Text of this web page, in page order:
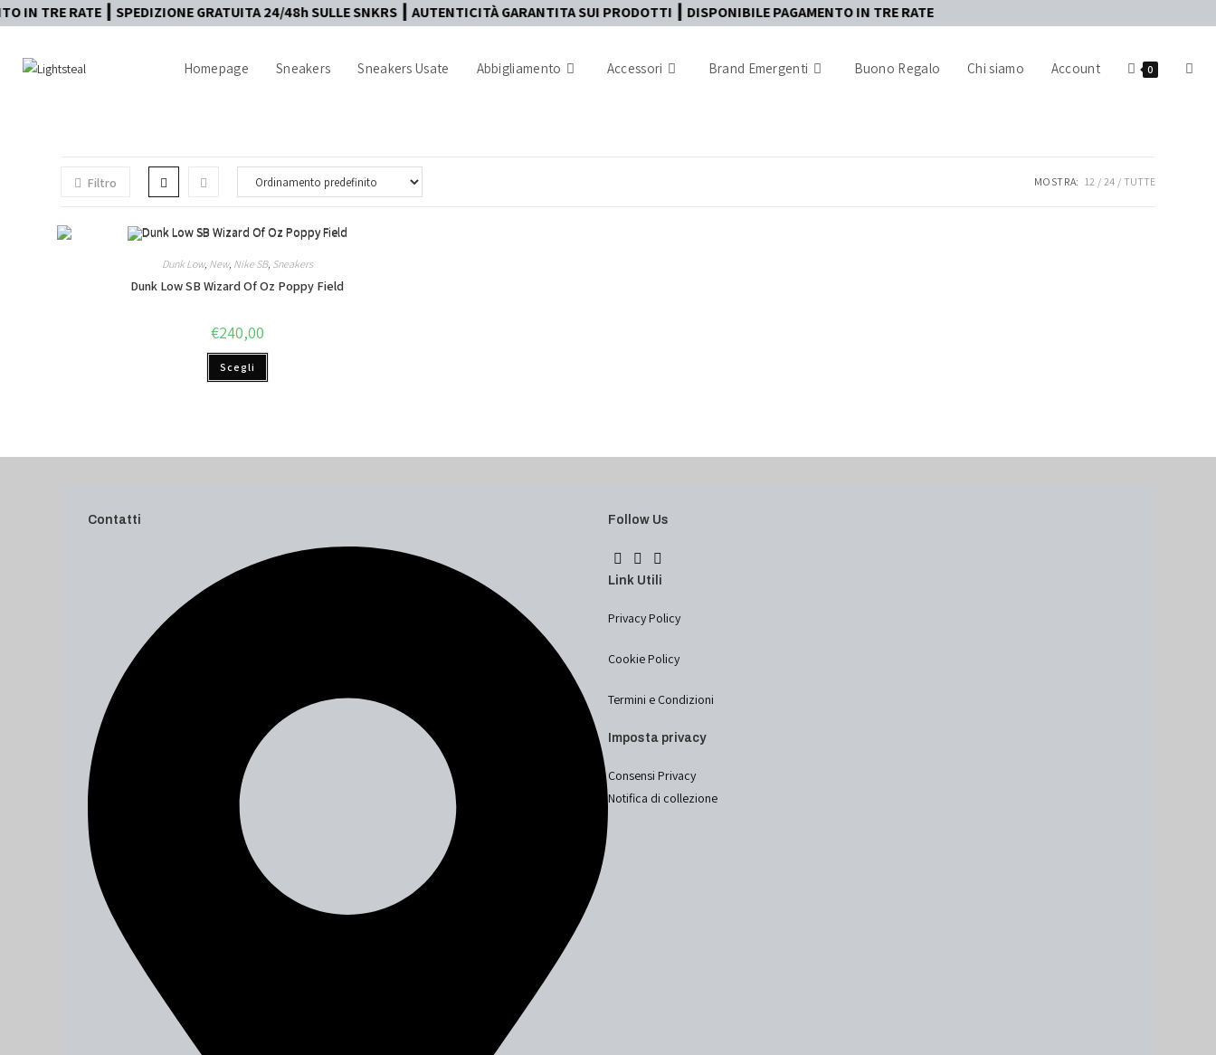
┃ SPEDIZIONE GRATUITA 24/48h SULLE SNKRS ┃ AUTENTICITÀ GARANTITA SUI PRODOTTI ┃ DISPONIBILE PAGAMENTO IN TRE RATE
Homepage Sneakers Sneakers Usate Abbigliamento Accessori Brand Emergenti Buono Regalo Chi siamo Account 0
Filtro MOSTRA: 12 24 TUTTE
Dunk Low, New, Nike SB, Sneakers
Dunk Low SB Wizard Of Oz Poppy Field
€240,00
Scegli
Contatti Follow Us
Link Utili
Privacy Policy
Cookie Policy
Termini e Condizioni
Imposta privacy
Consensi Privacy
Notifica di collezione